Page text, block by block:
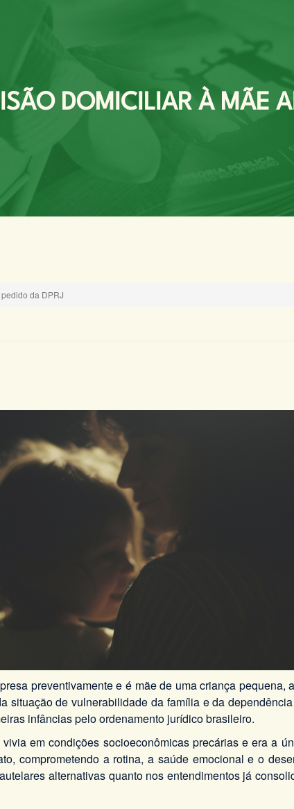
DOMICILIAR À MÃE
da DPRJ
preventivamente e é mãe de uma criança
situação de vulnerabilidade da família e da
infâncias pelo ordenamento jurídico brasileiro.
em condições socioeconômicas precárias e era a
comprometendo a rotina, a saúde emocional e o
alternativas quanto nos entendimentos já